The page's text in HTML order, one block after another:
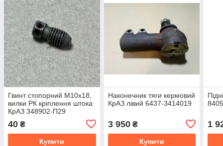
Гвинт стопорний М10х18,
вилки РК кріплення штока
КрАЗ 348902-П29
40 ₴
Купити
Наконечник тяги кермовий
КрАЗ лівий 6437-3414019
3 950₴
Купити
1